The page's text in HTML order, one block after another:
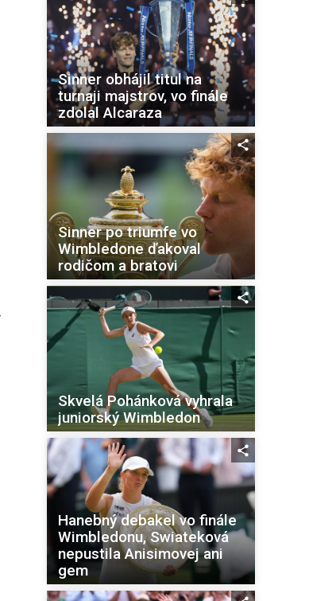
Sinner obhájil titul na
turnaji majstrov, vo finále
zdolal Alcaraza
Sinner po triumfe vo
Wimbledone ďakoval
rodičom a bratovi
Skvelá Pohánková vyhrala
juniorský Wimbledon
Hanebný debakel vo finále
Wimbledonu, Swiateková
nepustila Anisimovej ani
gem